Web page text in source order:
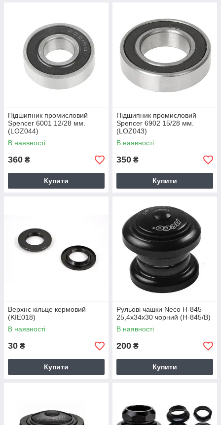
Підшипник промисловий
Spencer 6001 12/28 мм.
(LOZ044)
В наявності
360 ₴
Купити
Підшипник промисловий
Spencer 6902 15/28 мм.
(LOZ043)
В наявності
350 ₴
Купити
Верхнє кільце кермовий
(KIE018)
В наявності
30 ₴
Купити
Рульові чашки Neco H-845
25,4x34x30 чорний (H-845/B)
В наявності
200 ₴
Купити